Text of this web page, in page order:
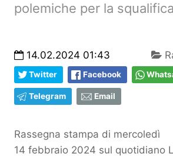
polemiche per la
14.02.2024 01:43
Twitter Facebook
Telegram Email
Rassegna stampa di mercoledì
14 febbraio 2024 sul quotidiano